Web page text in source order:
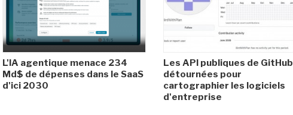
L'IA agentique menace 234
Md$ de dépenses dans le SaaS
d'ici 2030
Les API publiques de GitHub
détournées pour
cartographier les logiciels
d'entreprise